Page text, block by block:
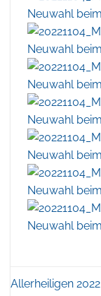
Allerheiligen 2022